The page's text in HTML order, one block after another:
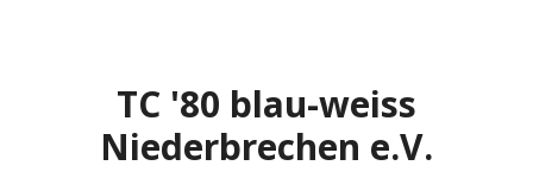
TC '80 blau-weiss
Niederbrechen e.V.